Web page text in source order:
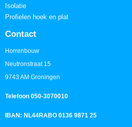
Isolatie
Profielen hoek en plat
Contact
Horrenbouw
Neutronstraat 15
9743 AM Groningen
Telefoon 050-3070010
IBAN: NL44RABO 0136 9871 25